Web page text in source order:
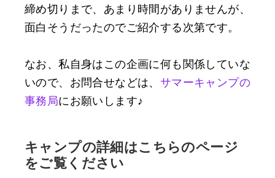
締め切りまで、あまり時間がありませんが、
面白そうだったのでご紹介する次第です。
なお、私自身はこの企画に何も関係していな
いので、お問合せなどは、 サマーキャンプの
事務局にお願いします♪
キャンプの詳細はこちらのページ
をご覧ください